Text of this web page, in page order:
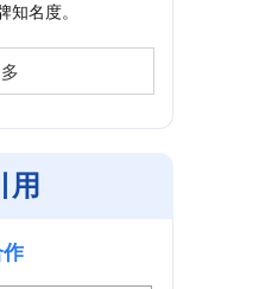
知名度。
用